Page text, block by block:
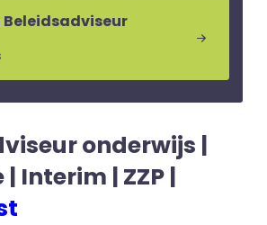
Beleidsadviseur
onderwijs |
Interim | ZZP |